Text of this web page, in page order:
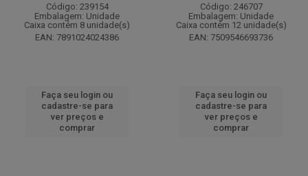
Código: 239154
Embalagem: Unidade
Caixa contém 8 unidade(s)
EAN: 7891024024386
Faça seu login ou
cadastre-se para
ver preços e
comprar
Código: 246707
Embalagem: Unidade
Caixa contém 12 unidade(s)
EAN: 7509546693736
Faça seu login ou
cadastre-se para
ver preços e
comprar